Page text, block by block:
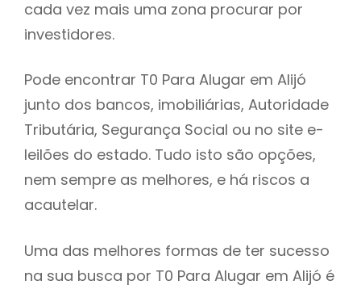
cada vez mais uma zona procurar por
investidores.
Pode encontrar T0 Para Alugar em Alijó
junto dos bancos, imobiliárias, Autoridade
Tributária, Segurança Social ou no site e-
leilões do estado. Tudo isto são opções,
nem sempre as melhores, e há riscos a
acautelar.
Uma das melhores formas de ter sucesso
na sua busca por T0 Para Alugar em Alijó é